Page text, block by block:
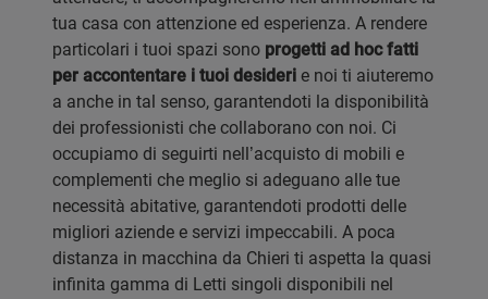
tua casa con attenzione ed esperienza. A rendere
particolari i tuoi spazi sono progetti ad hoc fatti
per accontentare i tuoi desideri e noi ti aiuteremo
a anche in tal senso, garantendoti la disponibilità
dei professionisti che collaborano con noi. Ci
occupiamo di seguirti nell’acquisto di mobili e
complementi che meglio si adeguano alle tue
necessità abitative, garantendoti prodotti delle
migliori aziende e servizi impeccabili. A poca
distanza in macchina da Chieri ti aspetta la quasi
infinita gamma di Letti singoli disponibili nel